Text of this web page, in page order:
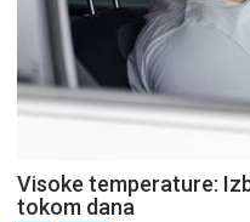
Visoke temperature:
tokom dana